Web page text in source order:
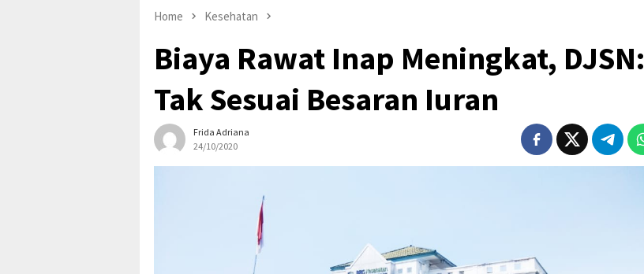
Home Kesehatan
Biaya Rawat Inap Meningkat, DJSN:
Tak Sesuai Besaran Iuran
Frida Adriana
24/10/2020